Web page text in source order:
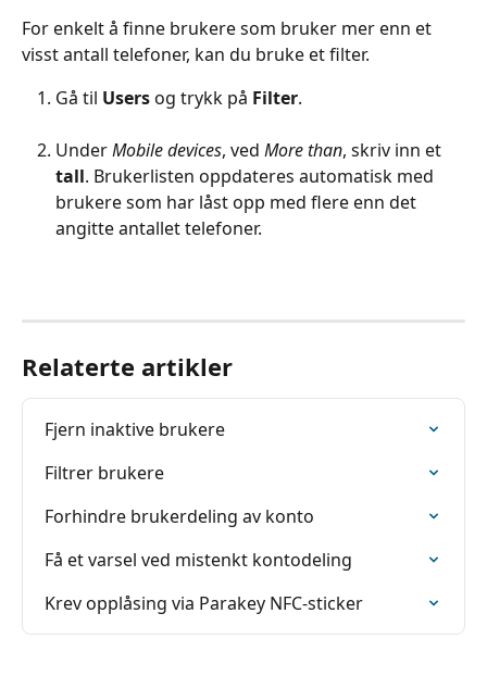
For enkelt å finne brukere som bruker mer enn et
visst antall telefoner, kan du bruke et filter.
Gå til Users og trykk på Filter.
Under Mobile devices, ved More than, skriv inn et
tall. Brukerlisten oppdateres automatisk med
brukere som har låst opp med flere enn det
angitte antallet telefoner.
Relaterte artikler
Fjern inaktive brukere
Filtrer brukere
Forhindre brukerdeling av konto
Få et varsel ved mistenkt kontodeling
Krev opplåsing via Parakey NFC-sticker